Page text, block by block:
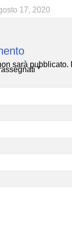
17, 2020
sarà pubblicato.
*